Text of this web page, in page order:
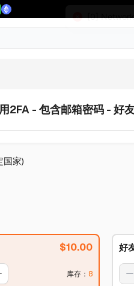
- 包含邮箱密码 - 好
国家)
$10.00
库存 ： 8
好